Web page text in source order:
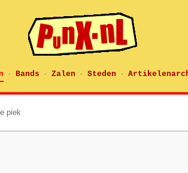
· Bands · Zalen · Steden ·
piek